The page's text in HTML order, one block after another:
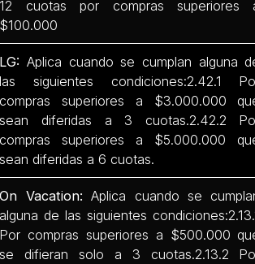
12 cuotas por compras superiores
$100.000
LG: Aplica cuando se cumplan alguna
las siguientes condiciones:2.42.1
compras superiores a $3.000.000
sean diferidas a 3 cuotas.2.42.2
compras superiores a $5.000.000
sean diferidas a 6 cuotas.
On Vacation:Aplica cuando se
alguna de las siguientes
Por compras superiores a $500.000
se difieran solo a 3 cuotas.2.13.2